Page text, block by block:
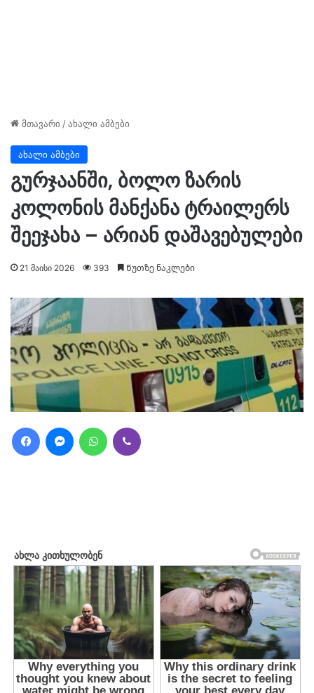
მთავარი /ახალი ამბები
ახალი ამბები
გურჯაანში, ბოლო ზარის
კოლონის მანქანა ტრაილერს
შეეჯახა – არიან დაშავებულები
21 მაისი 2026 393 Წუთზე ნაკლები
FacebookMessengerWhatsApp